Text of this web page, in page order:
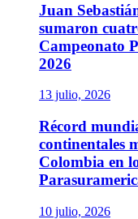
Juan
sumaron
Campeonato
2026
13 julio, 2026
Récord
continentales
Colombia en
10 julio, 2026